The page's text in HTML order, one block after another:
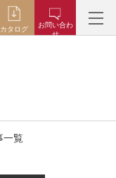
カタログ
お問い合わ
せ
一覧